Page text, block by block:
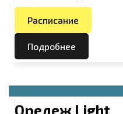
Расписание
Подробнее
Оредеж Light